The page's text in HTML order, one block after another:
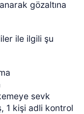
gözaltına
ile ilgili şu
sevk
1 kişi adli kontrol